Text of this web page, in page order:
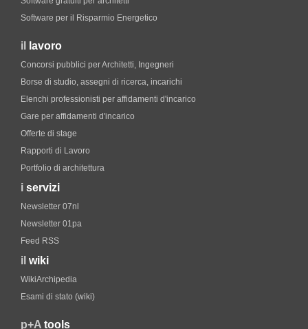
Software per il Risparmio Energetico
il lavoro
Concorsi pubblici per Architetti, Ingegneri
Borse di studio, assegni di ricerca, incarichi
Elenchi professionisti per affidamenti d'incarico
Gare per affidamenti d'incarico
Offerte di stage
Rapporti di Lavoro
Portfolio di architettura
i servizi
Newsletter 07nl
Newsletter 01pa
Feed RSS
il wiki
WikiArchipedia
Esami di stato (wiki)
p+A tools